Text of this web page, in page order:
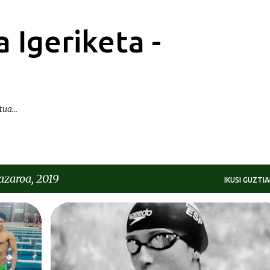
Igeriketa -
2019 IKUSI
BEREZIAK | ESPECIALES